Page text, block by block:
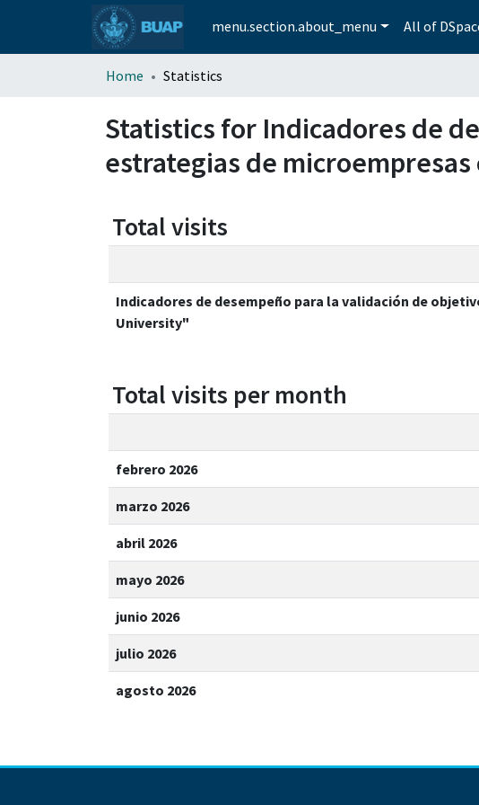
menu.section.about_menu All of
Home Statistics
Statistics for Indicadores de
estrategias de
Total visits
Indicadores de desempeño para la validación de
University"
Total visits per month
febrero 2026
marzo 2026
abril 2026
mayo 2026
junio 2026
julio 2026
agosto 2026